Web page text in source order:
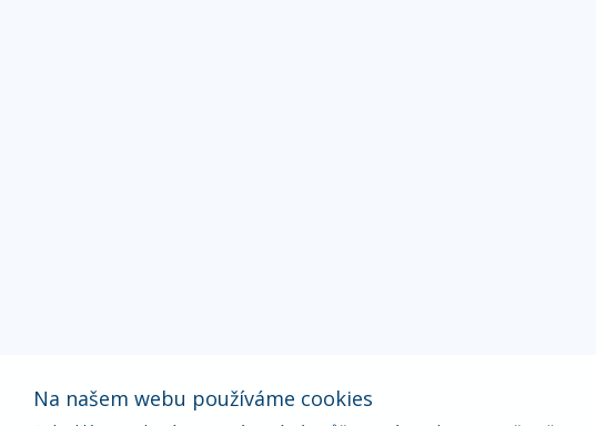
Na našem webu používáme cookies